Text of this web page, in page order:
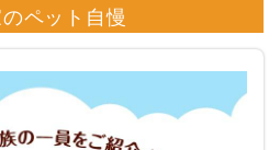
ペット自慢